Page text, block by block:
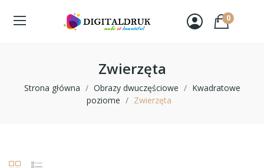
0
Zwierzęta
Strona główna Obrazy dwuczęściowe
Kwadratowe
poziome
Zwierzęta